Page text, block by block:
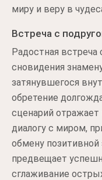
миру и веру в
Встреча с
Радостная встреча
сновидения
затянувшегося
обретение
сценарий
диалогу с миром,
обмену позитивной
предвещает
сглаживание